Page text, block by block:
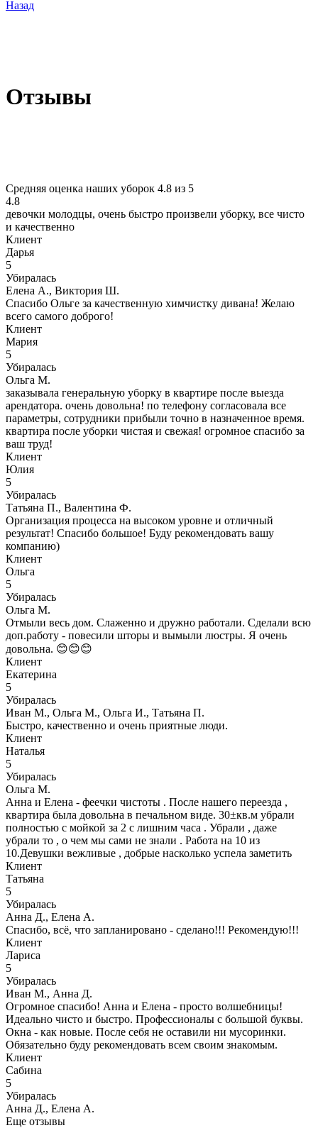
Назад
Отзывы
Средняя оценка наших уборок 4.8 из 5
4.8
девочки молодцы, очень быстро произвели уборку, все чисто
и качественно
Клиент
Дарья
5
Убиралась
Елена А., Виктория Ш.
Спасибо Ольге за качественную химчистку дивана! Желаю
всего самого доброго!
Клиент
Мария
5
Убиралась
Ольга М.
заказывала генеральную уборку в квартире после выезда
арендатора. очень довольна! по телефону согласовала все
параметры, сотрудники прибыли точно в назначенное время.
квартира после уборки чистая и свежая! огромное спасибо за
ваш труд!
Клиент
Юлия
5
Убиралась
Татьяна П., Валентина Ф.
Организация процесса на высоком уровне и отличный
результат! Спасибо большое! Буду рекомендовать вашу
компанию)
Клиент
Ольга
5
Убиралась
Ольга М.
Отмыли весь дом. Слаженно и дружно работали. Сделали всю
доп.работу - повесили шторы и вымыли люстры. Я очень
довольна. 😊😊😊
Клиент
Екатерина
5
Убиралась
Иван М., Ольга М., Ольга И., Татьяна П.
Быстро, качественно и очень приятные люди.
Клиент
Наталья
5
Убиралась
Ольга М.
Анна и Елена - феечки чистоты . После нашего переезда ,
квартира была довольна в печальном виде. 30±кв.м убрали
полностью с мойкой за 2 с лишним часа . Убрали , даже
убрали то , о чем мы сами не знали . Работа на 10 из
10.Девушки вежливые , добрые насколько успела заметить
Клиент
Татьяна
5
Убиралась
Анна Д., Елена А.
Спасибо, всё, что запланировано - сделано!!! Рекомендую!!!
Клиент
Лариса
5
Убиралась
Иван М., Анна Д.
Огромное спасибо! Анна и Елена - просто волшебницы!
Идеально чисто и быстро. Профессионалы с большой буквы.
Окна - как новые. После себя не оставили ни мусоринки.
Обязательно буду рекомендовать всем своим знакомым.
Клиент
Сабина
5
Убиралась
Анна Д., Елена А.
Еще отзывы